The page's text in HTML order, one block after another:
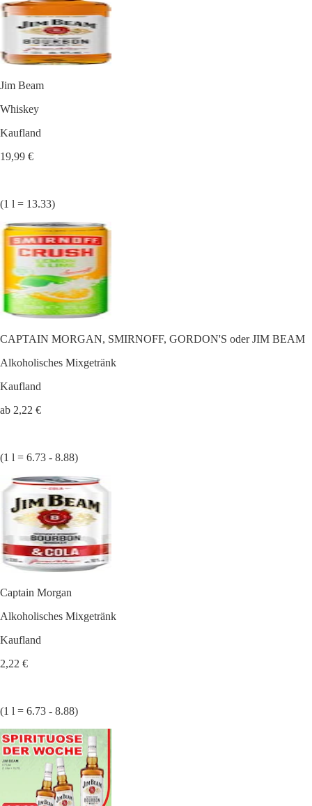
Jim Beam
Whiskey
Kaufland
19,99 €
(1 l = 13.33)
CAPTAIN MORGAN, SMIRNOFF, GORDON'S oder JIM BEAM
Alkoholisches Mixgetränk
Kaufland
ab 2,22 €
(1 l = 6.73 - 8.88)
Captain Morgan
Alkoholisches Mixgetränk
Kaufland
2,22 €
(1 l = 6.73 - 8.88)